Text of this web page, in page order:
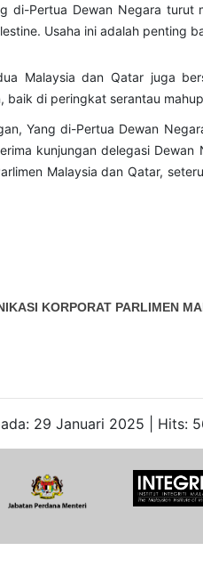
di-Pertua Dewan Negara
Usaha ini adalah penting
Malaysia dan Qatar juga
baik di peringkat serantau
Yang di-Pertua Dewan
kunjungan delegasi
Malaysia dan Qatar,
KORPORAT PARLIMEN
29 Januari 2025 | Hits: